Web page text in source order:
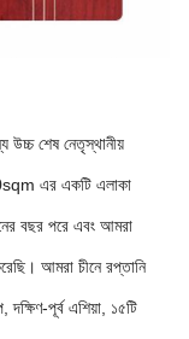
শেষ নেতৃস্থানীয়
এর একটি এলাকা
বছর পরে এবং আমরা
আমরা চীনে রপ্তানি
পূর্ব এশিয়া, ১৫টি